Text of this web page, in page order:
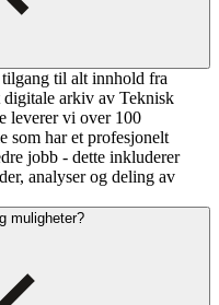
tilgang til alt innhold fra
arkiv av Teknisk
leverer vi over 100
som har et profesjonelt
jobb - dette inkluderer
analyser og deling av
muligheter?